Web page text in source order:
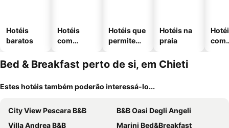
Hotéis
baratos
Hotéis
com
Hotéis que
permitem
Hotéis na
praia
com
Bed & Breakfast perto de si, em Chieti
Estes hotéis também poderão interessá-lo...
City View Pescara B&B
B&B Oasi Degli Angeli
Villa Andrea B&B
Marini Bed&Breakfast